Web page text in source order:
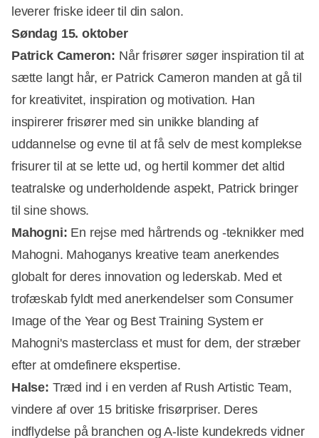
leverer friske ideer til din salon.
Søndag 15. oktober
Patrick Cameron: Når frisører søger inspiration til at
sætte langt hår, er Patrick Cameron manden at gå til
for kreativitet, inspiration og motivation. Han
inspirerer frisører med sin unikke blanding af
uddannelse og evne til at få selv de mest komplekse
frisurer til at se lette ud, og hertil kommer det altid
teatralske og underholdende aspekt, Patrick bringer
til sine shows.
Mahogni: En rejse med hårtrends og -teknikker med
Mahogni. Mahoganys kreative team anerkendes
globalt for deres innovation og lederskab. Med et
trofæskab fyldt med anerkendelser som Consumer
Image of the Year og Best Training System er
Mahogni's masterclass et must for dem, der stræber
efter at omdefinere ekspertise.
Halse: Træd ind i en verden af Rush Artistic Team,
vindere af over 15 britiske frisørpriser. Deres
indflydelse på branchen og A-liste kundekreds vidner